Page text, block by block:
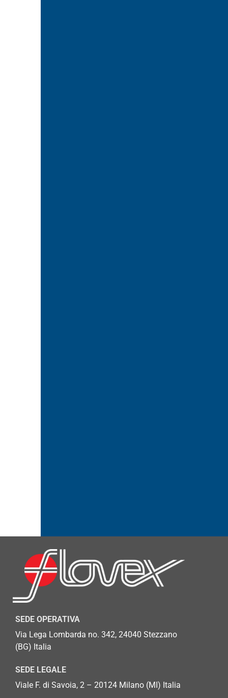
SEDE OPERATIVA
Via Lega Lombarda no. 342, 24040 Stezzano
(BG) Italia
SEDE LEGALE
Viale F. di Savoia, 2 – 20124 Milano (MI) Italia